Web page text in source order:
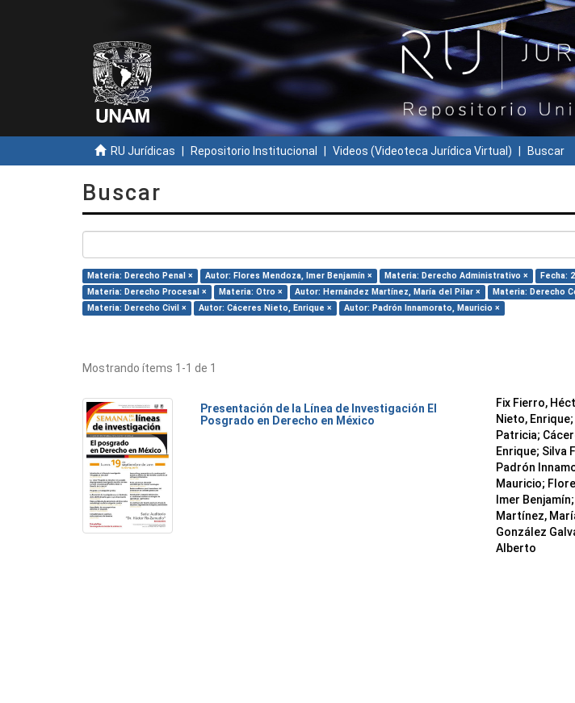
RU Jurídicas Repositorio Institucional Videos (Videoteca Jurídica Virtual) Buscar
Buscar
Materia: Derecho Penal × Autor: Flores Mendoza, Imer Benjamín × Materia: Derecho Administrativo × Fecha:
Materia: Derecho Procesal ×
Materia: Otro × Autor: Hernández Martínez, María del Pilar × Materia: Derecho
Materia: Derecho Civil ×
Autor: Cáceres Nieto, Enrique × Autor: Padrón Innamorato, Mauricio ×
Mostrando ítems 1-1 de 1
Presentación de la Línea de Investigación El
Posgrado en Derecho en México
Fix Fierro,
Nieto, Enrique;
Patricia;
Enrique; Silva
Padrón
Mauricio;
Imer Benjamín;
Martínez,
González
Alberto